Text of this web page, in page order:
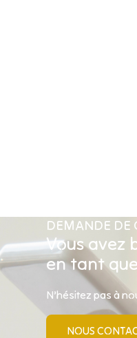
DEMANDE DE
Vous avez
en tant
N’hésitez pas à
NOUS